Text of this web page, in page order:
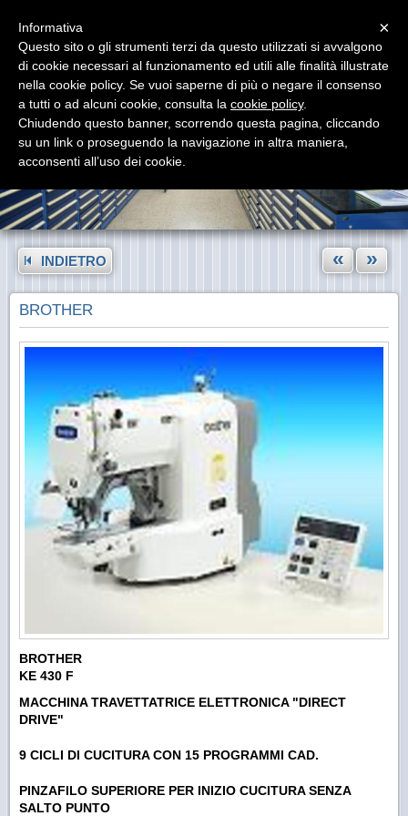
INDIETRO « »
BROTHER
BROTHER
KE 430 F
MACCHINA TRAVETTATRICE ELETTRONICA "DIRECT
DRIVE"
9 CICLI DI CUCITURA CON 15 PROGRAMMI CAD.
PINZAFILO SUPERIORE PER INIZIO CUCITURA SENZA
SALTO PUNTO
×
Informativa
Questo sito o gli strumenti terzi da questo utilizzati si avvalgono
di cookie necessari al funzionamento ed utili alle finalità illustrate
nella cookie policy. Se vuoi saperne di più o negare il consenso
a tutti o ad alcuni cookie, consulta la cookie policy.
Chiudendo questo banner, scorrendo questa pagina, cliccando
su un link o proseguendo la navigazione in altra maniera,
acconsenti all’uso dei cookie.